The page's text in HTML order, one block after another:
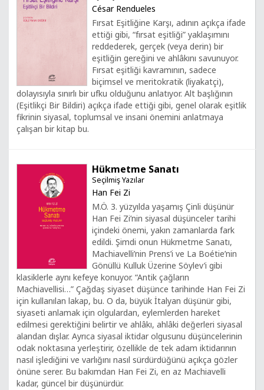
César Rendueles
Fırsat Eşitliğine Karşı, adının açıkça ifade
ettiği gibi, “fırsat eşitliği” yaklaşımını
reddederek, gerçek (veya derin) bir
eşitliğin gereğini ve ahlâkını savunuyor.
Fırsat eşitliği kavramının, sadece
biçimsel ve meritokratik (liyakatçi),
dolayısıyla sınırlı bir ufku olduğunu anlatıyor. Alt başlığının
(Eşitlikçi Bir Bildiri) açıkça ifade ettiği gibi, genel olarak eşitlik
fikrinin siyasal, toplumsal ve insani önemini anlatmaya
çalışan bir kitap bu.
Hükmetme Sanatı
Seçilmiş Yazılar
Han Fei Zi
M.Ö. 3. yüzyılda yaşamış Çinli düşünür
Han Fei Zi’nin siyasal düşünceler tarihi
içindeki önemi, yakın zamanlarda fark
edildi. Şimdi onun Hükmetme Sanatı,
Machiavelli’nin Prens’i ve La Boétie’nin
Gönüllü Kulluk Üzerine Söylev’i gibi
klasiklerle aynı kefeye konuyor. “Antik çağların
Machiavellisi…” Çağdaş siyaset düşünce tarihinde Han Fei Zi
için kullanılan lakap, bu. O da, büyük İtalyan düşünür gibi,
siyaseti anlamak için olgulardan, eylemlerden hareket
edilmesi gerektiğini belirtir ve ahlâkı, ahlâki değerleri siyasal
alandan dışlar. Ayrıca siyasal iktidar olgusunu düşüncelerinin
odak noktasına yerleştirir, özellikle de tek adam iktidarının
nasıl işlediğini ve varlığını nasıl sürdürdüğünü açıkça gözler
önüne serer. Bu bakımdan Han Fei Zi, en az Machiavelli
kadar, güncel bir düşünürdür.